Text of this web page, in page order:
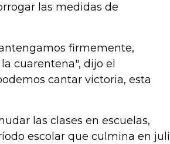
las medidas de
firmemente,
cuarentena", dijo el
cantar victoria, esta
las clases en escuelas,
escolar que culmina en